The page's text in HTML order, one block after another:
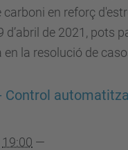
en reforç
d’abril de 2021, pots
la resolució de
Control
19:00 —